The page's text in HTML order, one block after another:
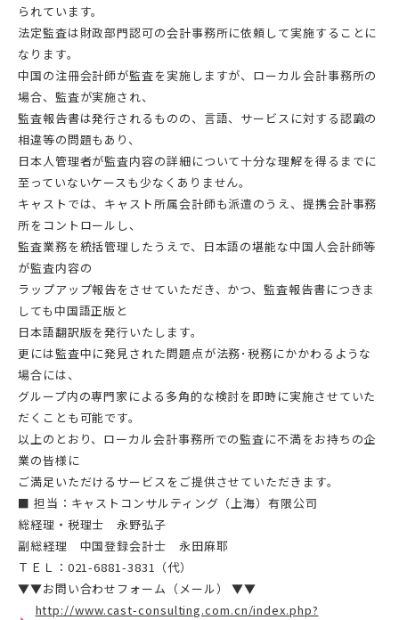
られています。
法定監査は財政部門認可の会計事務所に依頼して実施することに
なります。
中国の注冊会計師が監査を実施しますが、ローカル会計事務所の
場合、監査が実施され、
監査報告書は発行されるものの、言語、サービスに対する認識の
相違等の問題もあり、
日本人管理者が監査内容の詳細について十分な理解を得るまでに
至っていないケースも少なくありません。
キャストでは、キャスト所属会計師も派遣のうえ、提携会計事務
所をコントロールし、
監査業務を統括管理したうえで、日本語の堪能な中国人会計師等
が監査内容の
ラップアップ報告をさせていただき、かつ、監査報告書につきま
しても中国語正版と
日本語翻訳版を発行いたします。
更には監査中に発見された問題点が法務･税務にかかわるような
場合には、
グループ内の専門家による多角的な検討を即時に実施させていた
だくことも可能です。
以上のとおり、ローカル会計事務所での監査に不満をお持ちの企
業の皆様に
ご満足いただけるサービスをご提供させていただきます。
■ 担当：キャストコンサルティング（上海）有限公司
総経理・税理士 永野弘子
副総経理 中国登録会計士 永田麻耶
ＴＥＬ：021-6881-3831（代）
▼▼お問い合わせフォーム（メール） ▼▼
http://www.cast-consulting.com.cn/index.php?